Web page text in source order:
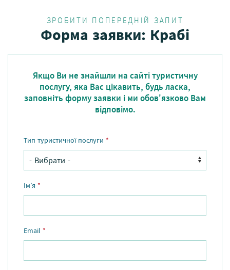
ЗРОБИТИ ПОПЕРЕДНІЙ ЗАПИТ
Форма заявки: Крабі
Якщо Ви не знайшли на сайті туристичну
послугу, яка Вас цікавить, будь ласка,
заповніть форму заявки і ми обов'язково Вам
відповімо.
Тип туристичної послуги *
Ім’я *
Email *